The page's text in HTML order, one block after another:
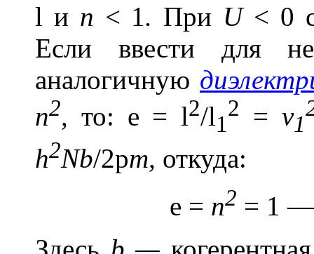
l и n < 1. При U< 0
Если ввести для
аналогичную
n2, то: e =l2/l1
2 = v1
h2Nb/2pm, откуда:
e = n2 = 1